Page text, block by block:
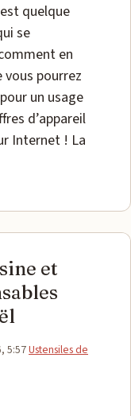
quelque
se
en
pourrez
un usage
d’appareil
Internet ! La
et
5:57Ustensiles de